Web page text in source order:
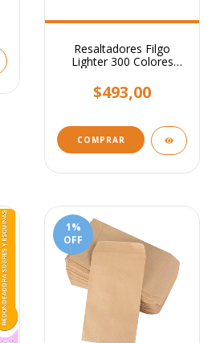
Resaltadores Filgo
Lighter 300 Colores
$493,00
COMPRAR
1%
OFF